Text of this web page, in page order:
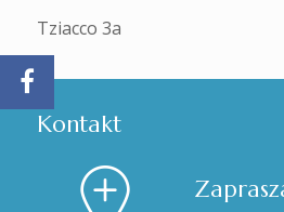
Tziacco 3a
Kontakt